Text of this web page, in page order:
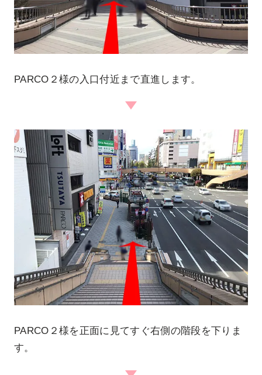
PARCO２様の入口付近まで直進します。
PARCO２様を正面に見てすぐ右側の階段を下りま
す。